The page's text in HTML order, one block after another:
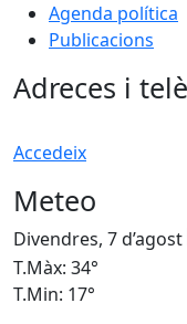
Agenda política
Publicacions
Adreces i
Accedeix
Meteo
Divendres, 7 d’agost
T.Màx: 34°
T.Min: 17°